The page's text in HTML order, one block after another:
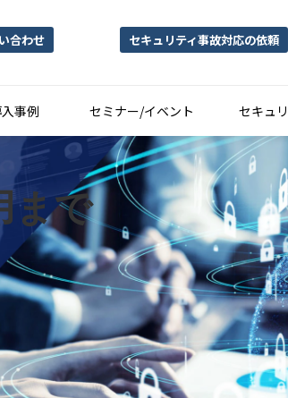
合わせ セキュリティ事故対応の依頼
事例 セミナー/イベント セキュ
まで